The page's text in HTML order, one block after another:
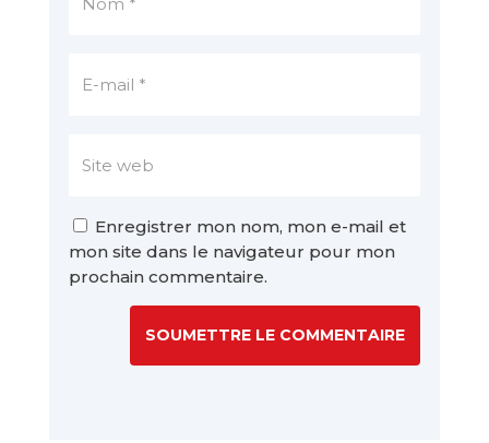
Enregistrer mon nom, mon e-mail et
mon site dans le navigateur pour mon
prochain commentaire.
SOUMETTRE LE COMMENTAIRE